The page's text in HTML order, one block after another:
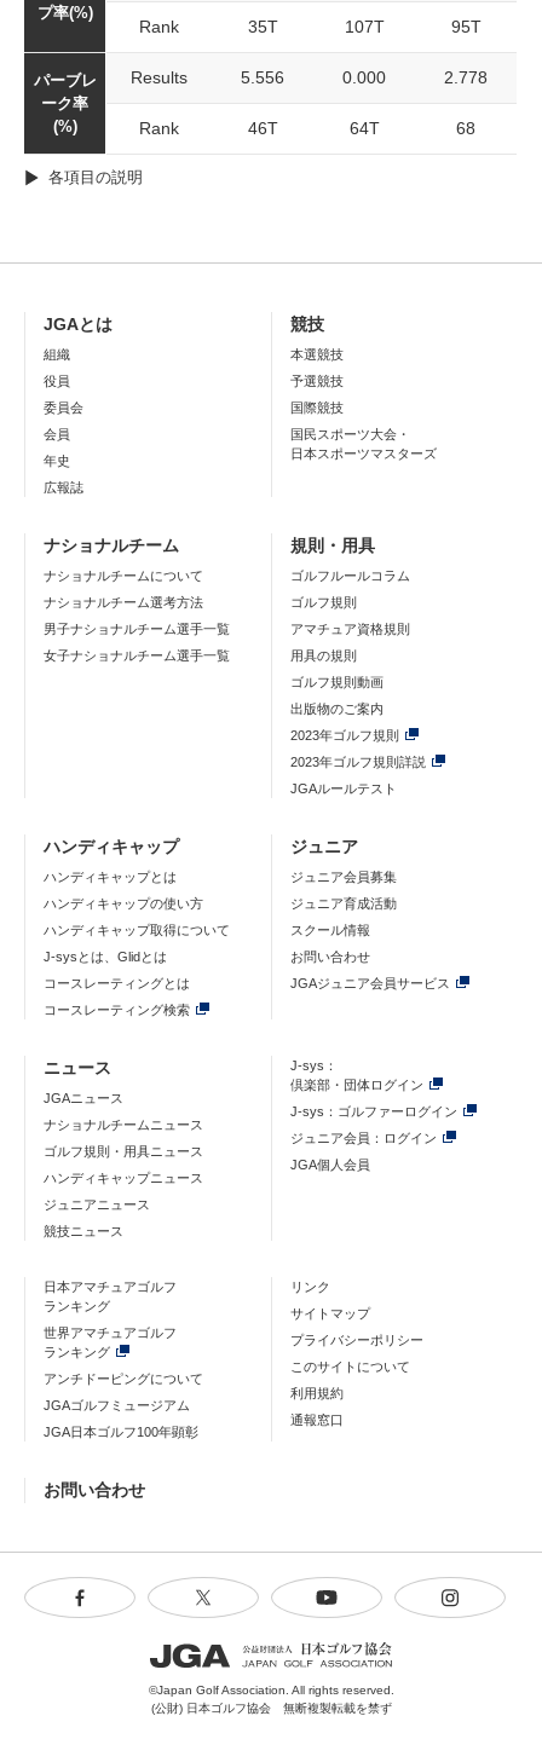
プ率(%)
Rank 35T 107T 95T
パーブレ
ーク率
(%)
Results 5.556 0.000 2.778
Rank 46T 64T 68
各項目の説明
JGAとは
組織
役員
委員会
会員
年史
広報誌
競技
本選競技
予選競技
国際競技
国民スポーツ大会・
日本スポーツマスターズ
ナショナルチーム
ナショナルチームについて
ナショナルチーム選考方法
男子ナショナルチーム選手一覧
女子ナショナルチーム選手一覧
規則・用具
ゴルフルールコラム
ゴルフ規則
アマチュア資格規則
用具の規則
ゴルフ規則動画
出版物のご案内
2023年ゴルフ規則
2023年ゴルフ規則詳説
JGAルールテスト
ハンディキャップ
ハンディキャップとは
ハンディキャップの使い方
ハンディキャップ取得について
J-sysとは、Glidとは
コースレーティングとは
コースレーティング検索
ジュニア
ジュニア会員募集
ジュニア育成活動
スクール情報
お問い合わせ
JGAジュニア会員サービス
ニュース
JGAニュース
ナショナルチームニュース
ゴルフ規則・用具ニュース
ハンディキャップニュース
ジュニアニュース
競技ニュース
J-sys：
倶楽部・団体ログイン
J-sys：ゴルファーログイン
ジュニア会員：ログイン
JGA個人会員
日本アマチュアゴルフ
ランキング
世界アマチュアゴルフ
ランキング
アンチドーピングについて
JGAゴルフミュージアム
JGA日本ゴルフ100年顕彰
リンク
サイトマップ
プライバシーポリシー
このサイトについて
利用規約
通報窓口
お問い合わせ
©Japan Golf Association. All rights reserved.
(公財) 日本ゴルフ協会 無断複製転載を禁ず